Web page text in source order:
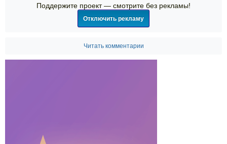
Поддержите проект — смотрите без рекламы!
Отключить рекламу
Читать комментарии